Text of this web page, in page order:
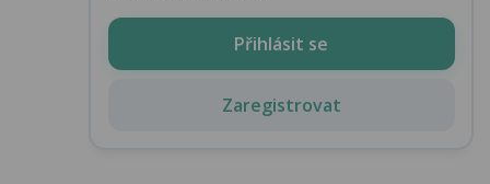
Přihlásit se
Zaregistrovat